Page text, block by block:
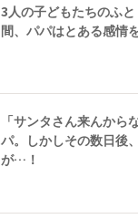
3人の子どもたちのふ
間、パパはとある感情
「サンタさん来んから
パ。しかしその数日後
が…！